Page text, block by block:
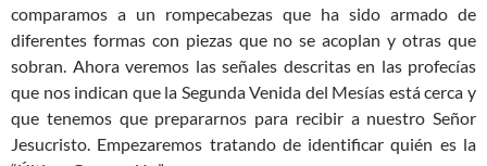
comparamos a un rompecabezas que ha sido armado de
diferentes formas con piezas que no se acoplan y otras que
sobran. Ahora veremos las señales descritas en las profecías
que nos indican que la Segunda Venida del Mesías está cerca y
que tenemos que prepararnos para recibir a nuestro Señor
Jesucristo. Empezaremos tratando de identificar quién es la